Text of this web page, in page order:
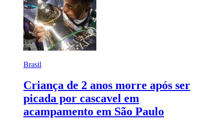
Brasil
Criança de 2 anos morre após ser
picada por cascavel em
acampamento em São Paulo